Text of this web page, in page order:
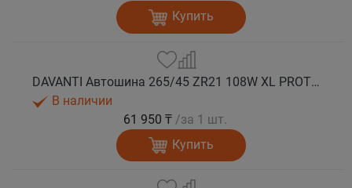
Купить
DAVANTI Автошина 265/45 ZR21 108W XL PROTOURA SPORT RPR лето
В наличии
61 950 ₸ /за 1 шт.
Купить